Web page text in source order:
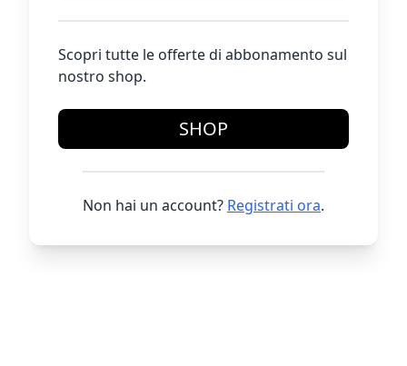
Scopri tutte le offerte di abbonamento sul
nostro shop.
SHOP
Non hai un account? Registrati ora.